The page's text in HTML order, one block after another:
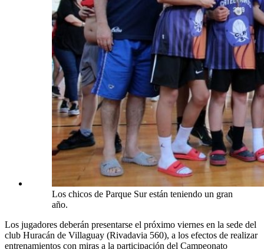
Los chicos de Parque Sur están teniendo un gran
año.
Los jugadores deberán presentarse el próximo viernes en la sede del
club Huracán de Villaguay (Rivadavia 560), a los efectos de realizar
entrenamientos con miras a la participación del Campeonato